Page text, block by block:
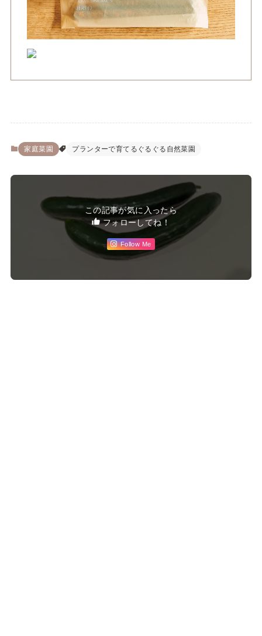
家庭菜園 プランターで育てるぐるぐる自然菜園
この記事が気に入ったら
フォローしてね！
Follow Me